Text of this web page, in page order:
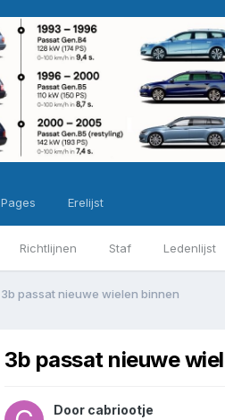
Richtlijnen Staf Ledenlijst
Pages Erelijst
3b passat nieuwe wielen binnen
3b passat nieuwe
Door cabriootje